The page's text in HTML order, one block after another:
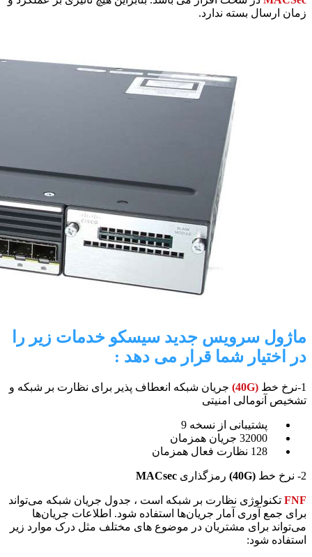
زمان ارسال بسته ندارد.
ماژول سرویس جدید سیسکو خدمات زیر را
در اختیار شما قرار می دهد :
1-نرخ خط (40G)
جریان شبکه انعطاف پذیر برای نظارت بر شبکه و
تشخیص آنومالی امنیتی
پشتیبانی از نسخه 9
2- نرخ خط (40G) رمزگذاری MACsec
FNF تکنولوژی نظارت بر شبکه است ، جدول جریان شبکه می‌تواند
برای جمع آوری آمار جریان‌ها استفاده شود. اطلاعات جریان‌ها
می‌تواند برای مشتریان در موضوع های مختلف مثل درک موارد زیر
استفاده شود: